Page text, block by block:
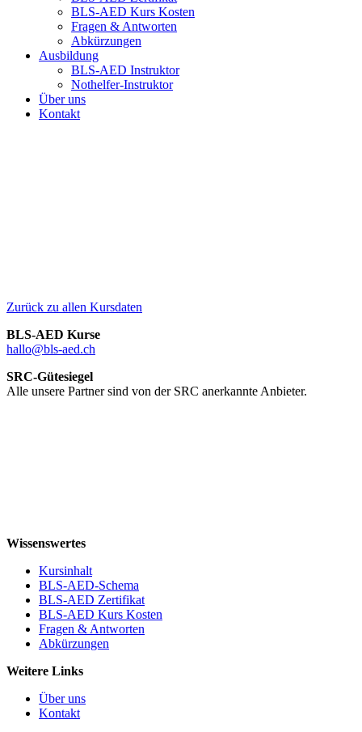
BLS-AED Kurs Kosten
Fragen & Antworten
Abkürzungen
Ausbildung
BLS-AED Instruktor
Nothelfer-Instruktor
Über uns
Kontakt
Zurück zu allen Kursdaten
BLS-AED Kurse
hallo@bls-aed.ch
SRC-Gütesiegel
Alle unsere Partner sind von der SRC anerkannte Anbieter.
Wissenswertes
Kursinhalt
BLS-AED-Schema
BLS-AED Zertifikat
BLS-AED Kurs Kosten
Fragen & Antworten
Abkürzungen
Weitere Links
Über uns
Kontakt